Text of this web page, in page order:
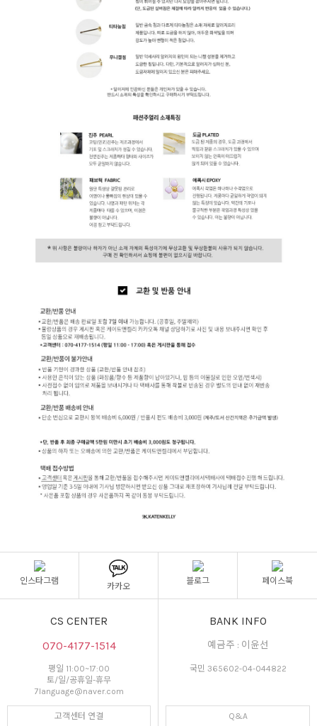
인스타그램
카카오
블로그 페이스북
CS CENTER
070-4177-1514
평일 11:00~17:00
토/일/공휴일-휴무
7language@naver.com
고객센터 연결
BANK INFO
예금주 : 이윤선
국민 365602-04-044822
Q&A